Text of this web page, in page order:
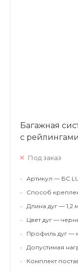
Багажная
с
Под заказ
•
Артикул — БС
•
Способ
•
Длина дуг — 1,2 м
•
Цвет дуг —
•
Профиль дуг —
•
Допустимая
•
Комплект